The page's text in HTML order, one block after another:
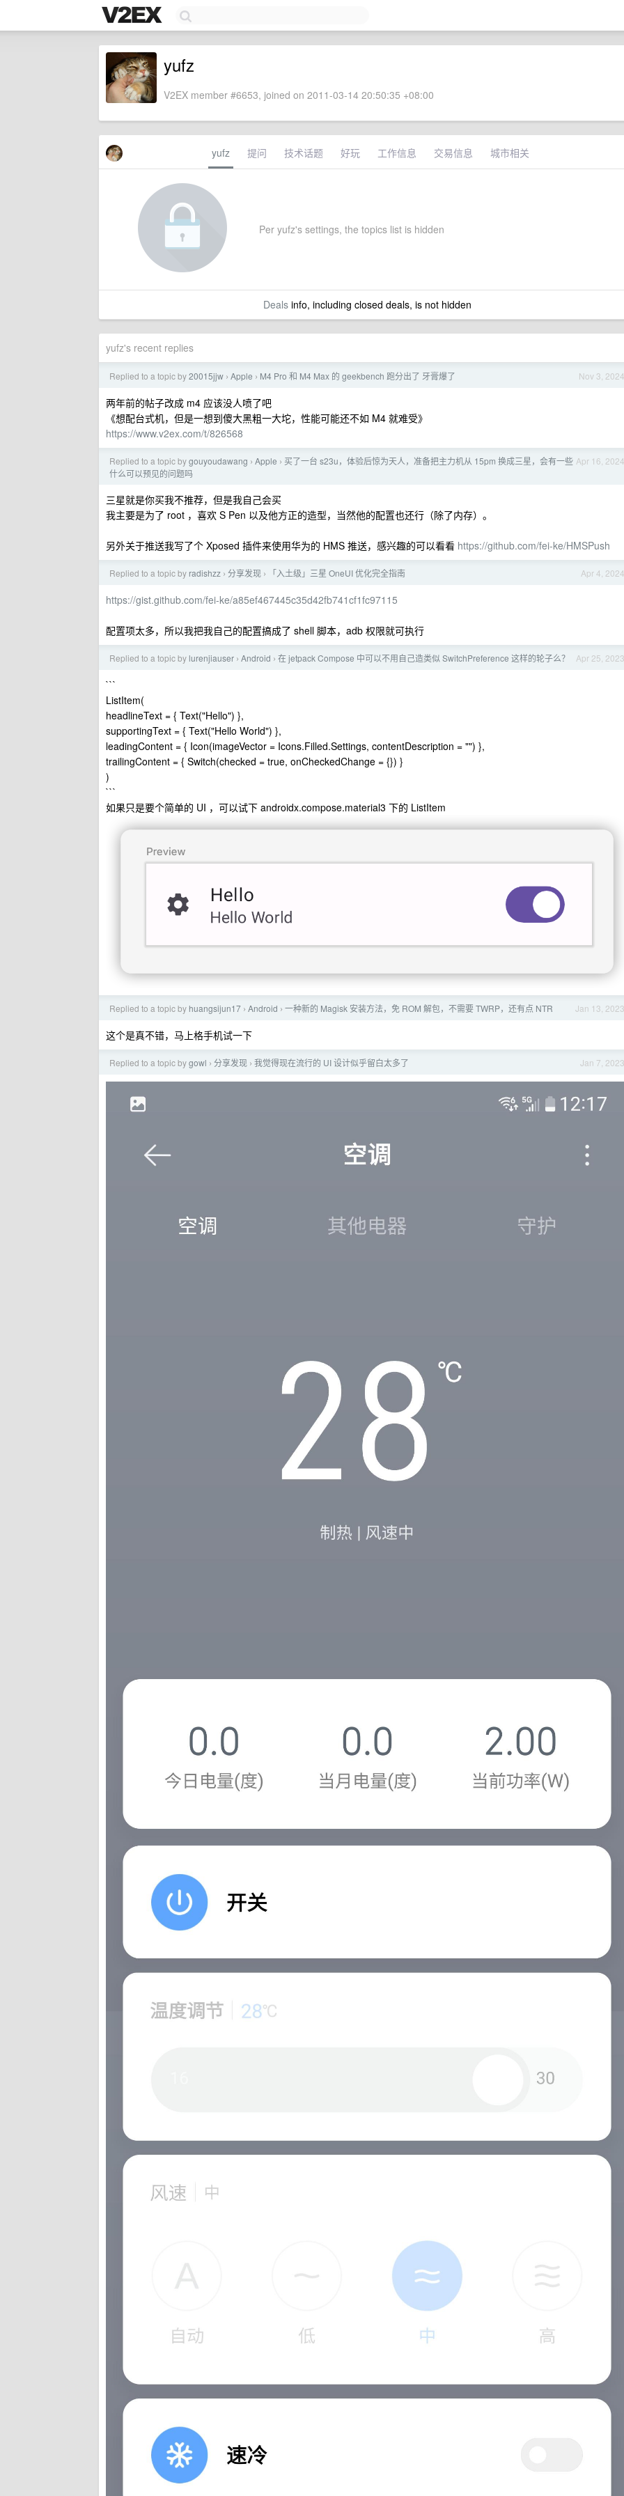
yufz
V2EX member #6653, joined on 2011-03-14 20:50:35 +08:00
yufz 提问 技术话题 好玩 工作信息 交易信息 城市相关
Per yufz's settings, the topics list is hidden
Dealsinfo, including closed deals, is not hidden
yufz's recent replies
Nov 3, 2024
Replied to a topic by20015jjw › Apple › M4 Pro 和 M4 Max 的 geekbench 跑分出了 牙膏爆了
两年前的帖子改成 m4 应该没人喷了吧
《想配台式机，但是一想到傻大黑粗一大坨，性能可能还不如 M4 就难受》
https://www.v2ex.com/t/826568
Apr 16, 2024
Replied to a topic bygouyoudawang › Apple › 买了一台 s23u，体验后惊为天人，准备把主力机从 15pm 换成三星，会有一些
什么可以预见的问题吗
三星就是你买我不推荐，但是我自己会买
我主要是为了 root ，喜欢 S Pen 以及他方正的造型，当然他的配置也还行（除了内存）。
另外关于推送我写了个 Xposed 插件来使用华为的 HMS 推送，感兴趣的可以看看 https://github.com/fei-ke/HMSPush
Apr 4, 2024
Replied to a topic by radishzz › 分享发现 › 「入土级」三星 OneUI 优化完全指南
https://gist.github.com/fei-ke/a85ef467445c35d42fb741cf1fc97115
配置项太多，所以我把我自己的配置搞成了 shell 脚本，adb 权限就可执行
Apr 25, 2023
Replied to a topic by lurenjiauser › Android › 在 jetpack Compose 中可以不用自己造类似 SwitchPreference 这样的轮子么？
```
ListItem(
headlineText = { Text("Hello") },
supportingText = { Text("Hello World") },
leadingContent = { Icon(imageVector = Icons.Filled.Settings, contentDescription = "") },
trailingContent = { Switch(checked = true, onCheckedChange = {}) }
)
```
如果只是要个简单的 UI ，可以试下 androidx.compose.material3 下的 ListItem
Jan 13, 2023
Replied to a topic by huangsijun17 › Android › 一种新的 Magisk 安装方法，免 ROM 解包，不需要 TWRP，还有点 NTR
这个是真不错，马上格手机试一下
Jan 7, 2023
Replied to a topic bygowl › 分享发现 › 我觉得现在流行的 UI 设计似乎留白太多了